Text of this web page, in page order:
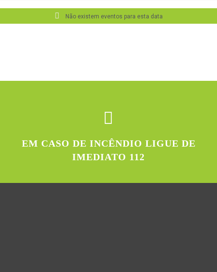
Não existem eventos para esta data
EM CASO DE INCÊNDIO LIGUE DE
IMEDIATO 112